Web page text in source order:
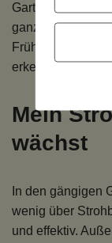
Gartencentern
ganz neugierig
Frühlingsanfang
erkennen. Nur
Mein
wächst
In den gängigen
wenig über
und effektiv.